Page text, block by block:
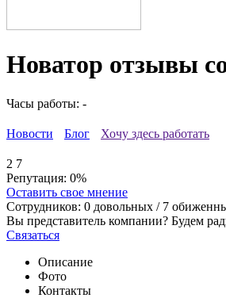
Новатор отзывы
Часы работы: -
Новости Блог Хочу здесь работать
2 7
Репутация: 0%
Оставить свое мнение
Сотрудников: 0 довольных / 7
Вы представитель компании? Будем
Связаться
Описание
Фото
Контакты